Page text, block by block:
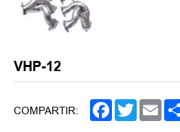
VHP-12
COMPARTIR: Facebook
Twitter